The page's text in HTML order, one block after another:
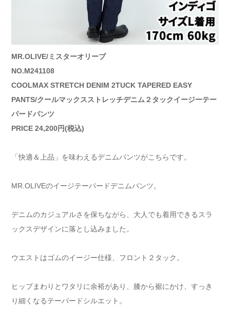
MR.OLIVE/ミスターオリーブ
NO.M241108
COOLMAX STRETCH DENIM 2TUCK TAPERED EASY
PANTS/クールマックスストレッチデニム２タックイージーテー
パードパンツ
PRICE 24,200円(税込)
「快適＆上品」を味わえるデニムパンツがこちらです。
MR.OLIVEのイージテーパードデニムパンツ。
デニムのカジュアルさを保ちながら、大人でも着用できるスラ
ックスデザインに落とし込みました。
ウエストはゴムのイージー仕様、フロント２タック。
ヒップまわりとワタリに余裕があり、膝から裾にかけ、すっき
り細くなるテーパードシルエット。